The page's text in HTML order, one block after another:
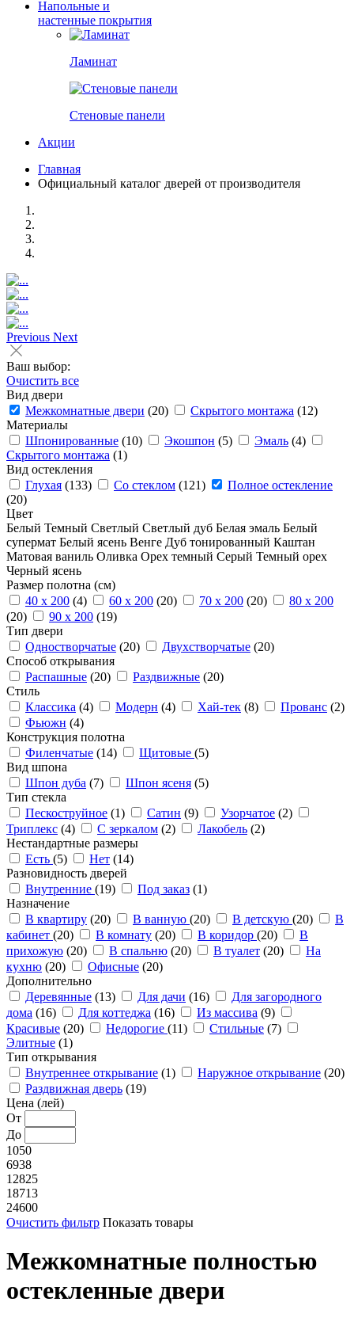
Напольные и
настенные покрытия
Ламинат
Стеновые панели
Акции
Главная
Официальный каталог дверей от производителя
Previous Next
Ваш выбор:
Очистить все
Вид двери
Межкомнатные двери (20) Скрытого монтажа (12)
Материалы
Шпонированные (10) Экошпон (5) Эмаль (4)
Скрытого монтажа (1)
Вид остекления
Глухая (133) Со стеклом (121)
Полное остекление
(20)
Цвет
Белый Темный Светлый Светлый дуб Белая эмаль Белый
супермат Белый ясень Венге Дуб тонированный Каштан
Матовая ваниль Оливка Орех темный Серый Темный орех
Черный ясень
Размер полотна (см)
40 x 200 (4) 60 x 200 (20) 70 x 200 (20)
80 x 200
(20)
90 x 200 (19)
Тип двери
Одностворчатые (20) Двухстворчатые (20)
Способ открывания
Распашные (20) Раздвижные (20)
Стиль
Классика (4) Модерн (4) Хай-тек (8) Прованс (2)
Фьюжн (4)
Конструкция полотна
Филенчатые (14) Щитовые (5)
Вид шпона
Шпон дуба (7) Шпон ясеня (5)
Тип стекла
Пескоструйное (1) Сатин (9) Узорчатое (2)
Триплекс (4) С зеркалом (2) Лакобель (2)
Нестандартные размеры
Есть (5) Нет (14)
Разновидность дверей
Внутренние (19) Под заказ (1)
Назначение
В квартиру (20) В ванную (20) В детскую (20)
В
кабинет (20) В комнату (20) В коридор (20)
В
прихожую (20) В спальню (20) В туалет (20)
На
кухню (20) Офисные (20)
Дополнительно
Деревянные (13) Для дачи (16)
Для загородного
дома (16) Для коттеджа (16) Из массива (9)
Красивые (20) Недорогие (11) Стильные (7)
Элитные (1)
Тип открывания
Внутреннее открывание (1) Наружное открывание (20)
Раздвижная дверь (19)
Цена (лей)
От
До
1050
6938
12825
18713
24600
Очистить фильтр Показать товары
Межкомнатные полностью
остекленные двери